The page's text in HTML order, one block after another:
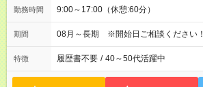
勤務時間 9:00～17:00（休憩:60分）
期間 08月～長期 ※開始日ご相談ください！
特徴 履歴書不要 / 40～50代活躍中